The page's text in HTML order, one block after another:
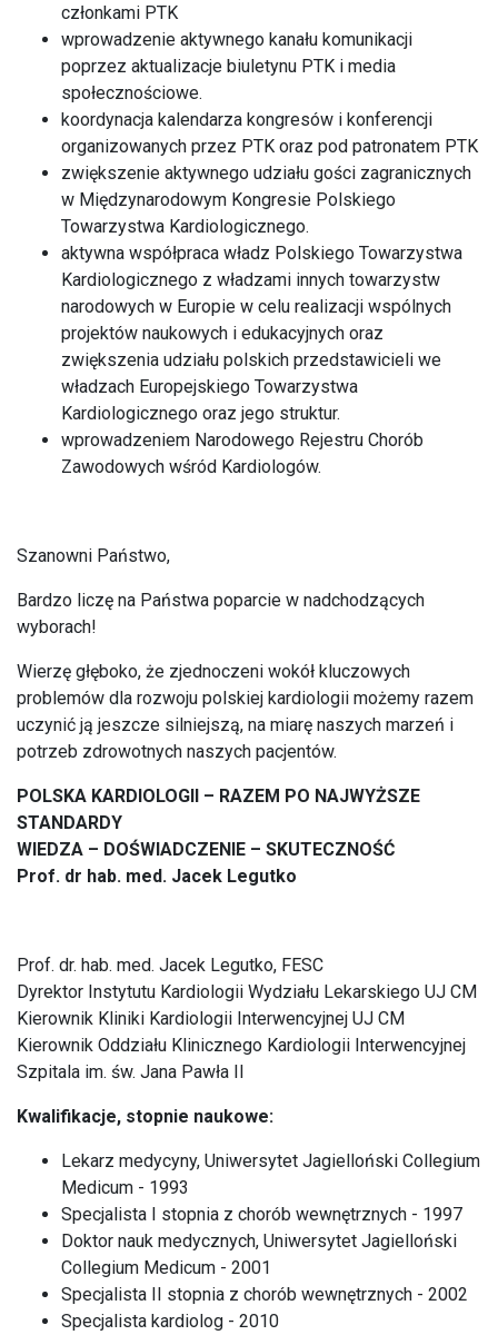
członkami PTK
wprowadzenie aktywnego kanału komunikacji
poprzez aktualizacje biuletynu PTK i media
społecznościowe.
koordynacja kalendarza kongresów i konferencji
organizowanych przez PTK oraz pod patronatem PTK
zwiększenie aktywnego udziału gości zagranicznych
w Międzynarodowym Kongresie Polskiego
Towarzystwa Kardiologicznego.
aktywna współpraca władz Polskiego Towarzystwa
Kardiologicznego z władzami innych towarzystw
narodowych w Europie w celu realizacji wspólnych
projektów naukowych i edukacyjnych oraz
zwiększenia udziału polskich przedstawicieli we
władzach Europejskiego Towarzystwa
Kardiologicznego oraz jego struktur.
wprowadzeniem Narodowego Rejestru Chorób
Zawodowych wśród Kardiologów.
Szanowni Państwo,
Bardzo liczę na Państwa poparcie w nadchodzących
wyborach!
Wierzę głęboko, że zjednoczeni wokół kluczowych
problemów dla rozwoju polskiej kardiologii możemy razem
uczynić ją jeszcze silniejszą, na miarę naszych marzeń i
potrzeb zdrowotnych naszych pacjentów.
POLSKA KARDIOLOGII – RAZEM PO NAJWYŻSZE
STANDARDY
WIEDZA – DOŚWIADCZENIE – SKUTECZNOŚĆ
Prof. dr hab. med. Jacek Legutko
Prof. dr. hab. med. Jacek Legutko, FESC
Dyrektor Instytutu Kardiologii Wydziału Lekarskiego UJ CM
Kierownik Kliniki Kardiologii Interwencyjnej UJ CM
Kierownik Oddziału Klinicznego Kardiologii Interwencyjnej
Szpitala im. św. Jana Pawła II
Kwalifikacje, stopnie naukowe:
Lekarz medycyny, Uniwersytet Jagielloński Collegium
Medicum - 1993
Specjalista I stopnia z chorób wewnętrznych - 1997
Doktor nauk medycznych, Uniwersytet Jagielloński
Collegium Medicum - 2001
Specjalista II stopnia z chorób wewnętrznych - 2002
Specjalista kardiolog - 2010